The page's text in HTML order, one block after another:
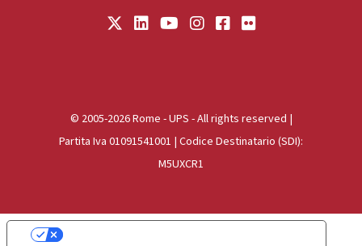
© 2005-2026 Rome - UPS - All rights reserved |
Partita Iva 01091541001 | Codice Destinatario (SDI):
M5UXCR1
Le tue preferenze relative alla privacy